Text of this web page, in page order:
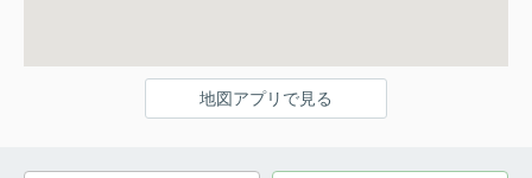
地図アプリで見る